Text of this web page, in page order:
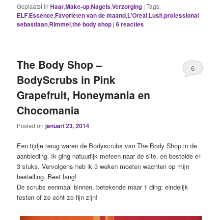
Geplaatst in Haar,Make-up,Nagels,Verzorging |Tags:
ELF,Essence,Favorieten van de maand,L'Oreal,Lush,professional
sebastiaan,Rimmel,the body shop |6reacties
The Body Shop –
BodyScrubs in Pink
Grapefruit, Honeymania en
Chocomania
Posted onjanuari 23, 2014
6
Een tijdje terug waren de Bodyscrubs van The Body Shop in de
aanbieding. Ik ging natuurlijk meteen naar de site, en bestelde er
3 stuks. Vervolgens heb ik 3 weken moeten wachten op mijn
bestelling..Best lang!
De scrubs eenmaal binnen, betekende maar 1 ding: eindelijk
testen of ze echt zo fijn zijn!